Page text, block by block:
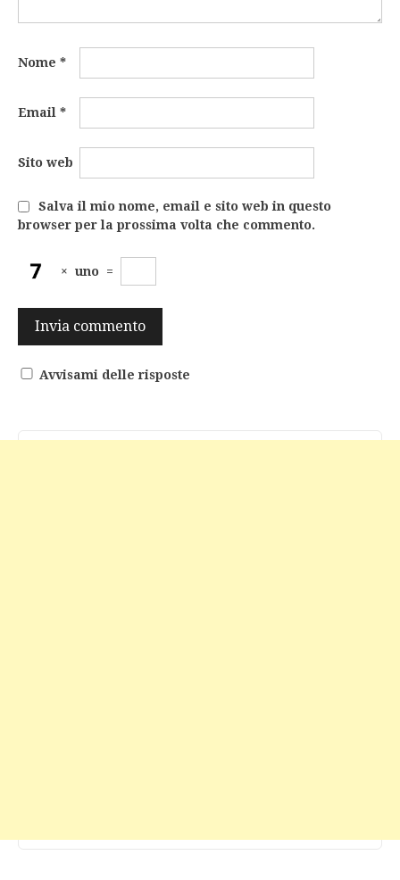
Nome *
Email *
Sito web
Salva il mio nome, email e sito web in questo
browser per la prossima volta che commento.
× uno =
Avvisami delle risposte